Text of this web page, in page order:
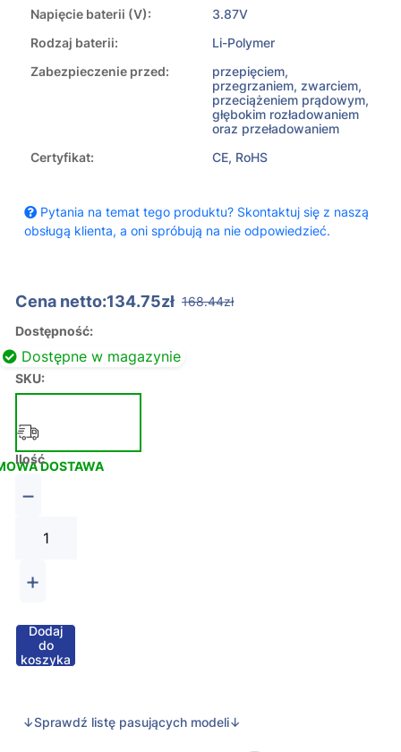
Napięcie baterii (V):
3.87V
Rodzaj baterii:
Li-Polymer
Zabezpieczenie przed:
przepięciem,
przegrzaniem, zwarciem,
przeciążeniem prądowym,
głębokim rozładowaniem
oraz przeładowaniem
Certyfikat:
CE, RoHS
Pytania na temat tego produktu? Skontaktuj się z naszą
obsługą klienta, a oni spróbują na nie odpowiedzieć.
Cena netto:134.75zł 168.44zł
Dostępność:
Dostępne w magazynie
SKU:
DOSTAWA
Ilość
−
+
Dodaj
do
koszyka
↓Sprawdź listę pasujących modeli↓